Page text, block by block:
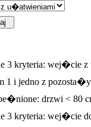
3 kryteria: wej�cie
1 i jedno z
drzwi < 80
3 kryteria: wej�cie